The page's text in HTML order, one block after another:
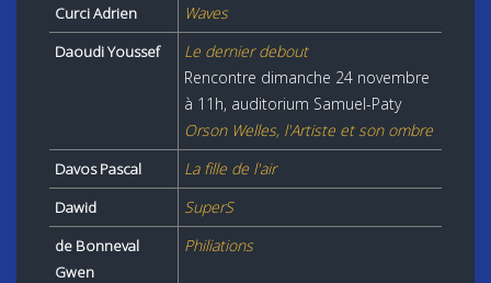
Curci Adrien Waves
Daoudi Youssef
Le dernier debout
Rencontre dimanche 24 novembre
à 11h, auditorium Samuel-Paty
Orson Welles, l'Artiste et son ombre
Davos Pascal La fille de l'air
Dawid SuperS
de Bonneval
Gwen
Philiations